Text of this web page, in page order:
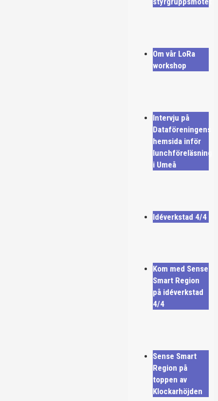
Om vår LoRa
workshop
Intervju på
Dataföreningens
hemsida inför
lunchföreläsning
i Umeå
Idéverkstad 4/4
Kom med Sense
Smart Region
på idéverkstad
4/4
Sense Smart
Region på
toppen av
Klockarhöjden